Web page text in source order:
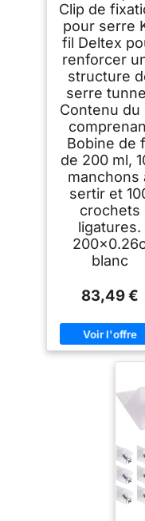
avec Boucle
Clip de
pour serre
fil Deltex
renforcer
structure
serre
Contenu du
Bobine de
de 200 ml,
manchons
sertir et
crochets
ligatures.
blanc
83,49 €